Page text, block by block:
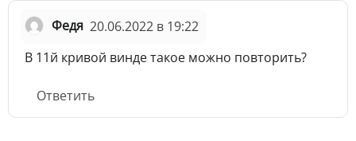
Федя 20.06.2022 в 19:22
В 11й кривой винде такое можно повторить?
Ответить